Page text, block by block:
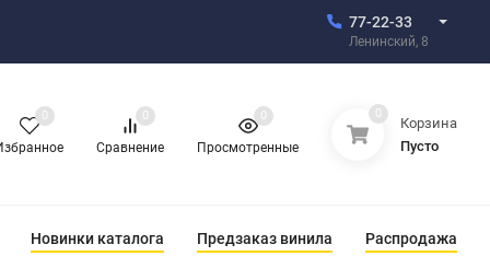
77-22-33
Ленинский, 8
0
Сравнение
0
Просмотренные
0 0
Корзина
Пусто
Новинки каталога Предзаказ винила Распродажа